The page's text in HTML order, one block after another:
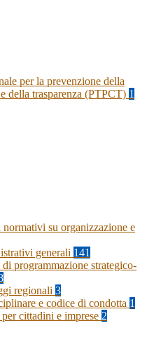
per la prevenzione della
della trasparenza (PTPCT) 1
su organizzazione e
generali 141
programmazione strategico-
regionali 3
e codice di condotta 1
cittadini e imprese 2